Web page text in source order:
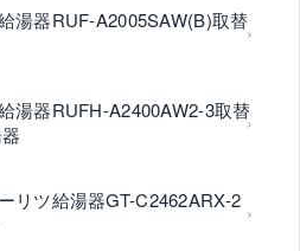
湯器RUF-A2005SAW(B)取替
湯器RUFH-A2400AW2-3取替
リツ給湯器GT-C2462ARX-2